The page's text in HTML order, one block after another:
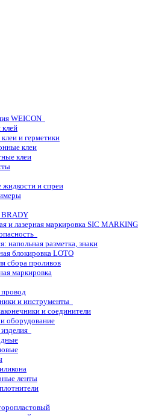
WEICON
и герметики
клеи
клеи
жидкости и спреи
BRADY
и лазерная маркировка SIC MARKING
напольная разметка, знаки
блокировка LOTO
сбора проливов
маркировка
и инструменты
и соединители
оборудование
ленты